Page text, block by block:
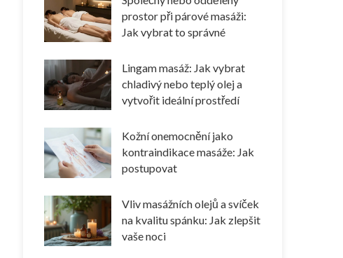
prostor při párové masáži:
Jak vybrat to správné
Lingam masáž: Jak vybrat
chladivý nebo teplý olej a
vytvořit ideální prostředí
Kožní onemocnění jako
kontraindikace masáže: Jak
postupovat
Vliv masážních olejů a svíček
na kvalitu spánku: Jak zlepšit
vaše noci